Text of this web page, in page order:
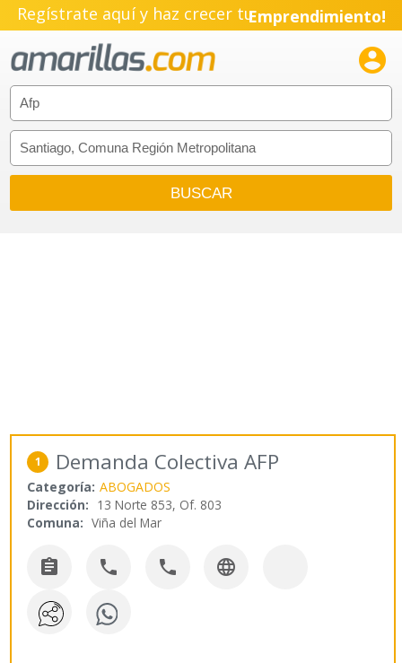
Regístrate aquí y haz crecer tuEmprendimiento!

1 Demanda Colectiva AFP
Categoría: ABOGADOS
Dirección: 13 Norte 853, Of. 803
Comuna: Viña del Mar
   